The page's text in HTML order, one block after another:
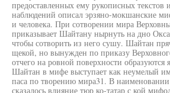
предоставленных ему рукописных текстов
наблюдений описал эрзяно-мокшанские
и человека. При сотворении мира
приказывает Шайтану нырнуть на дно
чтобы сотворить из него сушу. Шайтан
щекой, но вынужден по приказу
отчего на ровной поверхности
Шайтан в мифе выступает как неумелый
паса по творению мира31. В
сказалось влияние тюр ко-татар с кой